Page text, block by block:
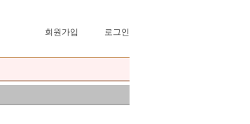
회원가입 로그인